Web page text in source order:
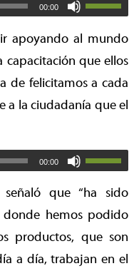
00:00
apoyando al mundo
capacitación que ellos
de felicitamos a cada
a la ciudadanía que el
00:00
que “ha sido
hemos podido
productos, que son
a día, trabajan en el